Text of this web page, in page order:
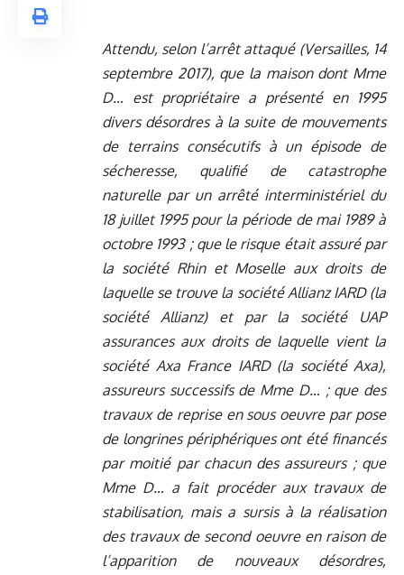
Attendu, selon l’arrêt attaqué (Versailles, 14
septembre 2017), que la maison dont Mme
D… est propriétaire a présenté en 1995
divers désordres à la suite de mouvements
de terrains consécutifs à un épisode de
sécheresse, qualifié de catastrophe
naturelle par un arrêté interministériel du
18 juillet 1995 pour la période de mai 1989 à
octobre 1993 ; que le risque était assuré par
la société Rhin et Moselle aux droits de
laquelle se trouve la société Allianz IARD (la
société Allianz) et par la société UAP
assurances aux droits de laquelle vient la
société Axa France IARD (la société Axa),
assureurs successifs de Mme D… ; que des
travaux de reprise en sous oeuvre par pose
de longrines périphériques ont été financés
par moitié par chacun des assureurs ; que
Mme D… a fait procéder aux travaux de
stabilisation, mais a sursis à la réalisation
des travaux de second oeuvre en raison de
l’apparition de nouveaux désordres,